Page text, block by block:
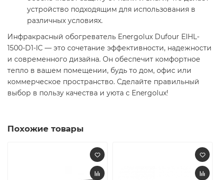
устройство подходящим для использования в
различных условиях.
Инфракрасный обогреватель Energolux Dufour EIHL-
1500-D1-IC — это сочетание эффективности, надежности
и современного дизайна. Он обеспечит комфортное
тепло в вашем помещении, будь то дом, офис или
коммерческое пространство. Сделайте правильный
выбор в пользу качества и уюта с Energolux!
Похожие товары